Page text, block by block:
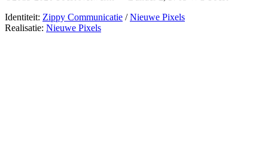
Identiteit: Zippy Communicatie /Nieuwe Pixels
Realisatie: Nieuwe Pixels